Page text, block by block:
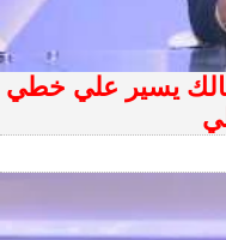
يسير علي خطي